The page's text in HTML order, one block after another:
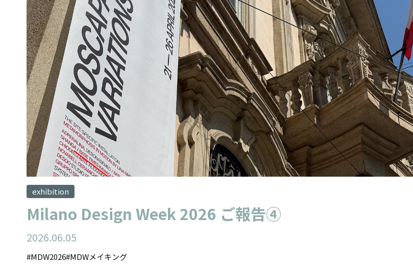
exhibition
Milano Design Week 2026 ご報告④
2026.06.05
#MDW2026#MDWメイキング